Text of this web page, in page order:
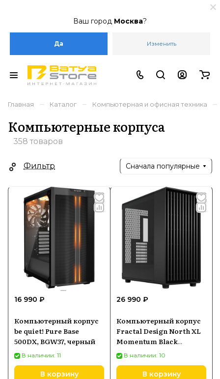
Ваш город Москва?
Да Изменить
Главная – Каталог – Компьютерная и офисная техника –
Компьютерные корпуса
358 товаров
Фильтр Сначала популярные
16 990 ₽
Компьютерный корпус
be quiet! Pure Base
500DX, BGW37, черный
В наличии: 11
В корзину
26 990 ₽
Компьютерный корпус
Fractal Design North XL
Momentum Black
(FDCNOR1X07)
В наличии: 10
В корзину